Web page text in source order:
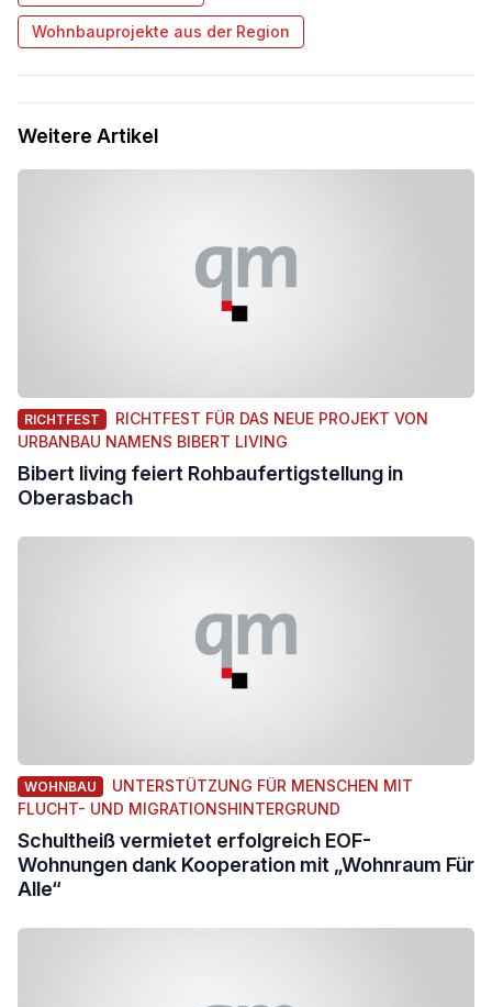
Wohnbauprojekte aus der Region
Weitere Artikel
RICHTFEST
RICHTFEST FÜR DAS NEUE PROJEKT VON
URBANBAU NAMENS BIBERT LIVING
Bibert living feiert Rohbaufertigstellung in
Oberasbach
WOHNBAU
UNTERSTÜTZUNG FÜR MENSCHEN MIT
FLUCHT- UND MIGRATIONSHINTERGRUND
Schultheiß vermietet erfolgreich EOF-
Wohnungen dank Kooperation mit „Wohnraum Für
Alle“